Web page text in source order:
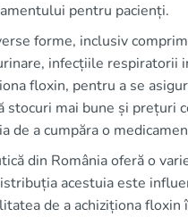
pentru pacienți.
forme, inclusiv
infecțiile respiratorii
floxin, pentru a se
stocuri mai bune și
de a cumpăra o
din România oferă o
acestuia este
de a achiziționa